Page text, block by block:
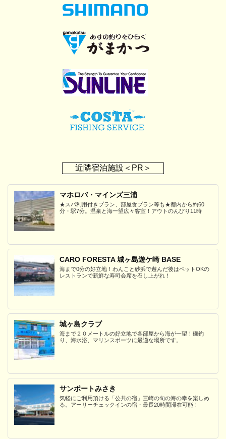
近隣宿泊施設＜PR＞
マホロバ・マインズ三浦
★スパ利用付きプラン、部屋食プラン等も★都内から約60
分・駅7分。温泉と海一望広々客室！アウトのんびり11時
CARO FORESTA 城ヶ島遊ケ崎 BASE
海まで0分の好立地！わんこと砂浜で遊んだ後はペットOKの
レストランで新鮮な寿司会席を召し上がれ！
城ヶ島クラブ
海まで２０メートルの好立地で各部屋から海が一望！磯釣
り、海水浴、マリンスポーツに最適な場所です。
サンポートみさき
気軽にご利用頂ける「公共の宿」三崎の旬の海の幸を楽しめ
る。アーリーチェックインの宿・最長20時間滞在可能！